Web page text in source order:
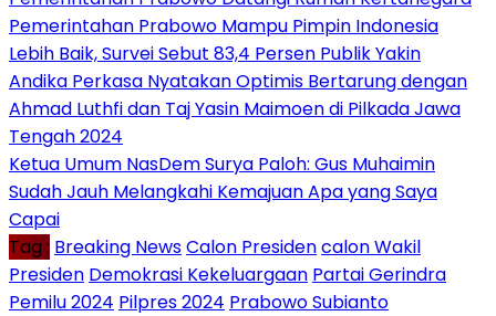
Pemerintahan Prabowo Mampu Pimpin Indonesia
Lebih Baik, Survei Sebut 83,4 Persen Publik Yakin
Andika Perkasa Nyatakan Optimis Bertarung dengan
Ahmad Luthfi dan Taj Yasin Maimoen di Pilkada Jawa
Tengah 2024
Ketua Umum NasDem Surya Paloh: Gus Muhaimin
Sudah Jauh Melangkahi Kemajuan Apa yang Saya
Capai
Tag : Breaking NewsCalon Presidencalon Wakil
Presiden Demokrasi Kekeluargaan Partai Gerindra
Pemilu 2024 Pilpres 2024 Prabowo Subianto